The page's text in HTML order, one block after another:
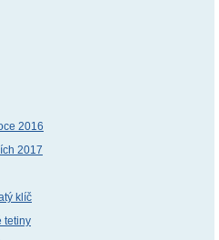
2016
2017
klíč
tetiny